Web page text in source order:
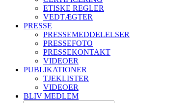
ETISKE REGLER
VEDTÆGTER
PRESSE
PRESSEMEDDELELSER
PRESSEFOTO
PRESSEKONTAKT
VIDEOER
PUBLIKATIONER
TJEKLISTER
VIDEOER
BLIV MEDLEM